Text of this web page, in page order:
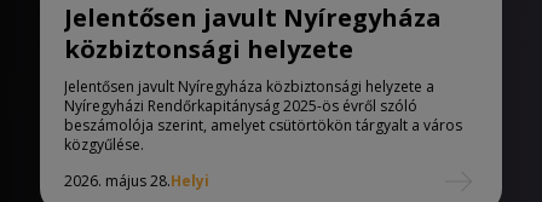
Jelentősen javult Nyíregyháza
közbiztonsági helyzete
Jelentősen javult Nyíregyháza közbiztonsági helyzete a
Nyíregyházi Rendőrkapitányság 2025-ös évről szóló
beszámolója szerint, amelyet csütörtökön tárgyalt a város
közgyűlése.
2026. május 28.Helyi